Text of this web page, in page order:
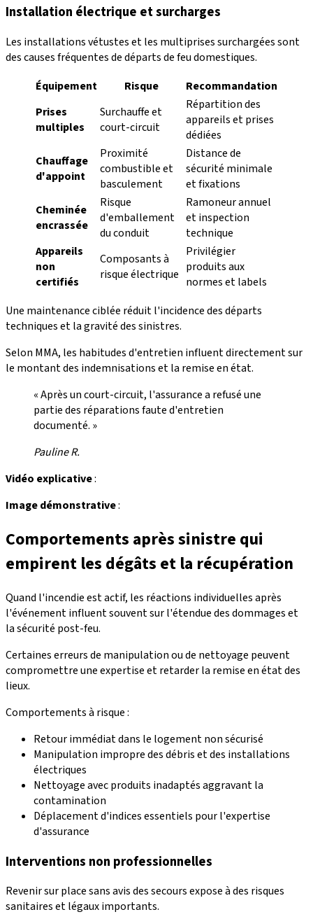
Installation électrique et surcharges
Les installations vétustes et les multiprises surchargées sont
des causes fréquentes de départs de feu domestiques.
Équipement
Risque
Recommandation
Prises
multiples
Surchauffe et
court-circuit
Répartition des
appareils et prises
dédiées
Chauffage
d'appoint
Proximité
combustible et
basculement
Distance de
sécurité minimale
et fixations
Cheminée
encrassée
Risque
d'emballement
du conduit
Ramoneur annuel
et inspection
technique
Appareils
non
certifiés
Composants à
risque électrique
Privilégier
produits aux
normes et labels
Une maintenance ciblée réduit l'incidence des départs
techniques et la gravité des sinistres.
Selon MMA, les habitudes d'entretien influent directement sur
le montant des indemnisations et la remise en état.
« Après un court-circuit, l'assurance a refusé une
partie des réparations faute d'entretien
documenté. »
Pauline R.
Vidéo explicative:
Image démonstrative:
Comportements après sinistre qui
empirent les dégâts et la récupération
Quand l'incendie est actif, les réactions individuelles après
l'événement influent souvent sur l'étendue des dommages et
la sécurité post-feu.
Certaines erreurs de manipulation ou de nettoyage peuvent
compromettre une expertise et retarder la remise en état des
lieux.
Comportements à risque :
Retour immédiat dans le logement non sécurisé
Manipulation impropre des débris et des installations
électriques
Nettoyage avec produits inadaptés aggravant la
contamination
Déplacement d'indices essentiels pour l'expertise
d'assurance
Interventions non professionnelles
Revenir sur place sans avis des secours expose à des risques
sanitaires et légaux importants.